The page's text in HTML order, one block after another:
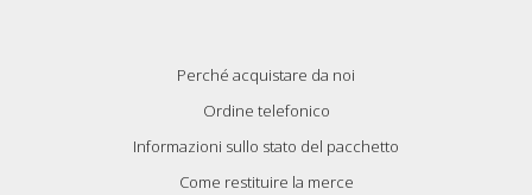
Perché acquistare da noi
Ordine telefonico
Informazioni sullo stato del pacchetto
Come restituire la merce